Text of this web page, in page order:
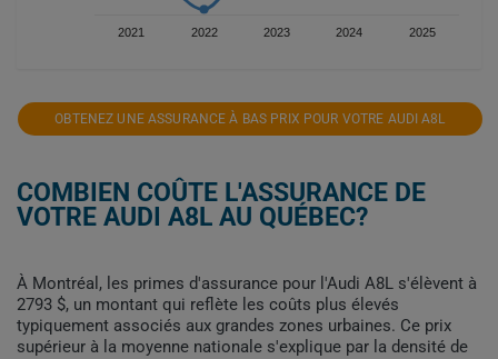
2021 2022 2023 2024 2025
OBTENEZ UNE ASSURANCE À BAS PRIX POUR VOTRE AUDI A8L
COMBIEN COÛTE L'ASSURANCE DE
VOTRE AUDI A8L AU QUÉBEC?
À Montréal, les primes d'assurance pour l'Audi A8L s'élèvent à
2793 $, un montant qui reflète les coûts plus élevés
typiquement associés aux grandes zones urbaines. Ce prix
supérieur à la moyenne nationale s'explique par la densité de